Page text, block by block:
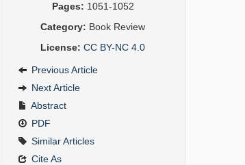
Pages: 1051-1052
Category: Book Review
License: CC BY-NC 4.0
Previous Article
Next Article
Abstract
PDF
Similar Articles
Cite As